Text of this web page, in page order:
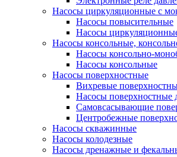
Насосы циркуляционные с
Насосы повысительные
Насосы
Насосы консольные,
Насосы консольно-
Насосы консольные
Насосы поверхностные
Вихревые
Насосы поверхностные
Самовсасывающие
Центробежные
Насосы скважинные
Насосы колодезные
Насосы дренажные и